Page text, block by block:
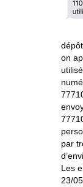
on
par
Les
23/